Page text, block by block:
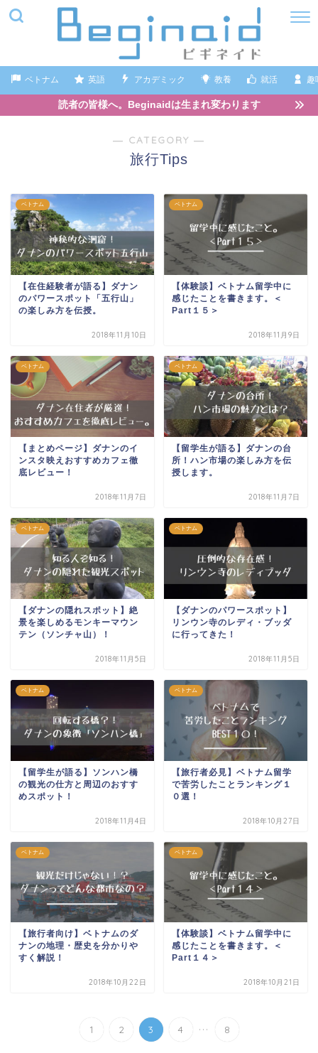
ベトナム 英語 アカデミック 教養 就活 趣
読者の皆様へ。Beginaidは生まれ変わります
― CATEGORY ―
旅行Tips
ベトナム
【在住経験者が語る】ダナン
のパワースポット「五行山」
の楽しみ方を伝授。
2018年11月10日
ベトナム
【体験談】ベトナム留学中に
感じたことを書きます。＜
Part１５＞
2018年11月9日
ベトナム
【まとめページ】ダナンのイ
ンスタ映えおすすめカフェ徹
底レビュー！
2018年11月7日
ベトナム
【留学生が語る】ダナンの台
所！ハン市場の楽しみ方を伝
授します。
2018年11月7日
ベトナム
【ダナンの隠れスポット】絶
景を楽しめるモンキーマウン
テン（ソンチャ山）！
2018年11月5日
ベトナム
【ダナンのパワースポット】
リンウン寺のレディ・ブッダ
に行ってきた！
2018年11月5日
ベトナム
【留学生が語る】ソンハン橋
の観光の仕方と周辺のおすす
めスポット！
2018年11月4日
ベトナム
【旅行者必見】ベトナム留学
で苦労したことランキング１
０選！
2018年10月27日
ベトナム
【旅行者向け】ベトナムのダ
ナンの地理・歴史を分かりや
すく解説！
2018年10月22日
ベトナム
【体験談】ベトナム留学中に
感じたことを書きます。＜
Part１４＞
2018年10月21日
1 2 3 4 ... 8